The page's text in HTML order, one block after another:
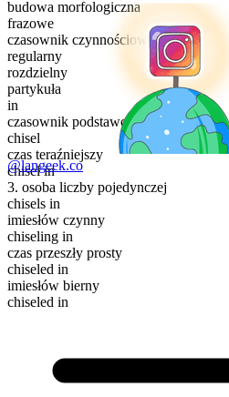
budowa morfologiczna
frazowe
czasownik czynnościowy
regularny
rozdzielny
partykuła
in
czasownik podstawowy
chisel
czas teraźniejszy
chisel in
3. osoba liczby pojedynczej
chisels in
imiesłów czynny
chiseling in
czas przeszły prosty
chiseled in
imiesłów bierny
chiseled in
@langeek.co